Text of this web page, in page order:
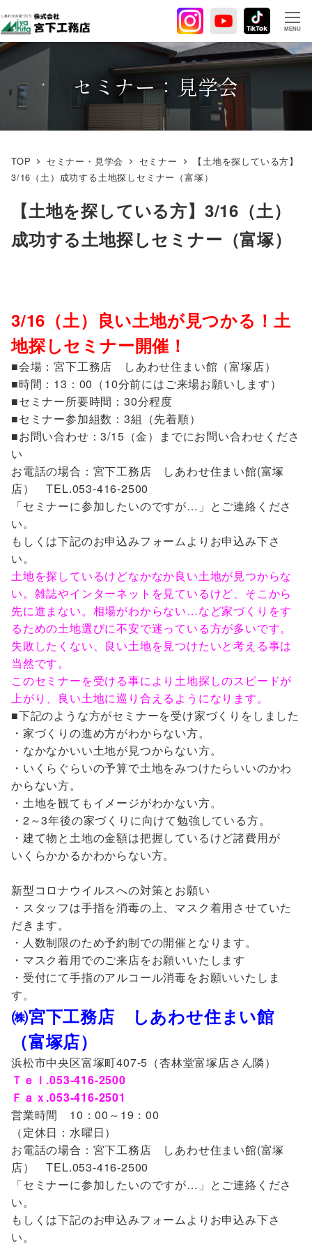
イ
ン
テ
ツ
MENU
セミナー：見学会
TOP セミナー・見学会 セミナー
【土地を探している方】
3/16（土）成功する土地探しセミナー（富塚）
【土地を探している方】3/16（土）
成功する土地探しセミナー（富塚）
3/16（土）良い土地が見つかる！土
地探しセミナー開催！
■会場：宮下工務店 しあわせ住まい館（富塚店）
■時間：13：00（10分前にはご来場お願いします）
■セミナー所要時間：30分程度
■セミナー参加組数：3組（先着順）
■お問い合わせ：3/15（金）までにお問い合わせくださ
い
お電話の場合：宮下工務店 しあわせ住まい館(富塚
店） TEL.053-416-2500
「セミナーに参加したいのですが…」とご連絡くださ
い。
もしくは下記のお申込みフォームよりお申込み下さ
い。
土地を探しているけどなかなか良い土地が見つからな
い。雑誌やインターネットを見ているけど、そこから
先に進まない。相場がわからない…など家づくりをす
るための土地選びに不安で迷っている方が多いです。
失敗したくない、良い土地を見つけたいと考える事は
当然です。
このセミナーを受ける事により土地探しのスピードが
上がり、良い土地に巡り合えるようになります。
■下記のような方がセミナーを受け家づくりをしました
・家づくりの進め方がわからない方。
・なかなかいい土地が見つからない方。
・いくらぐらいの予算で土地をみつけたらいいのかわ
からない方。
・土地を観てもイメージがわかない方。
・2～3年後の家づくりに向けて勉強している方。
・建て物と土地の金額は把握しているけど諸費用が
いくらかかるかわからない方。
新型コロナウイルスへの対策とお願い
・スタッフは手指を消毒の上、マスク着用させていた
だきます。
・人数制限のため予約制での開催となります。
・マスク着用でのご来店をお願いいたします
・受付にて手指のアルコール消毒をお願いいたしま
す。
㈱宮下工務店 しあわせ住まい館
（富塚店）
浜松市中央区富塚町407-5（杏林堂富塚店さん隣）
Ｔｅｌ.053-416-2500
Ｆａｘ.053-416-2501
営業時間 10：00～19：00
（定休日：水曜日）
お電話の場合：宮下工務店 しあわせ住まい館(富塚
店） TEL.053-416-2500
「セミナーに参加したいのですが…」とご連絡くださ
い。
もしくは下記のお申込みフォームよりお申込み下さ
い。